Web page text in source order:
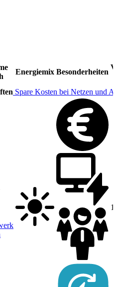
Energiemix Besonderheiten
Spare Kosten bei Netzen und